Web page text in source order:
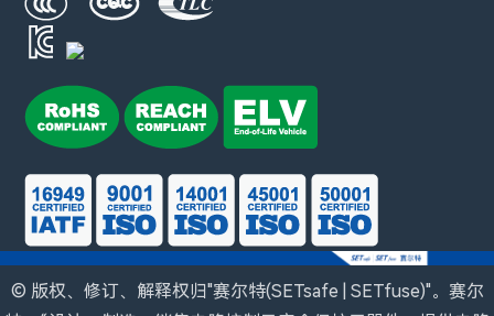
© 版权、修订、解释权归"赛尔特(SETsafe | SETfuse)"。赛尔